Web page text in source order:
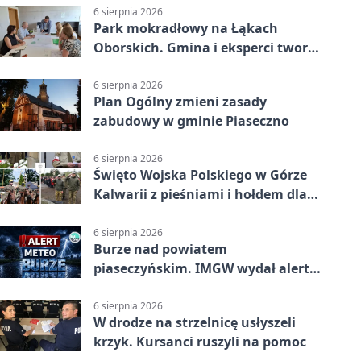
6 sierpnia 2026
Park mokradłowy na Łąkach
Oborskich. Gmina i eksperci tworzą
6 sierpnia 2026
Plan Ogólny zmieni zasady
zabudowy w gminie Piaseczno
6 sierpnia 2026
Święto Wojska Polskiego w Górze
Kalwarii z pieśniami i hołdem dla
6 sierpnia 2026
Burze nad powiatem
piaseczyńskim. IMGW wydał alert
6 sierpnia 2026
W drodze na strzelnicę usłyszeli
krzyk. Kursanci ruszyli na pomoc